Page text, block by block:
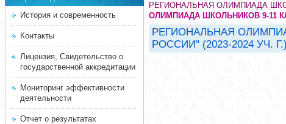
История и современность
Контакты
Лицензия, Свидетельство о
государственной аккредитации
Мониторинг эффективности
деятельности
Отчет о результатах
РЕГИОНАЛЬНАЯ ОЛИМПИАДА
ОЛИМПИАДА ШКОЛЬНИКОВ 9-11
РЕГИОНАЛЬНАЯ
РОССИИ" (2023-2024 УЧ. Г.)